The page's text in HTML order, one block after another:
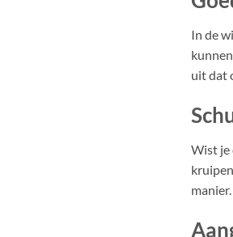
In de
uit dat
Wist je